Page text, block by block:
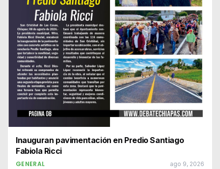
Inauguran pavimentación en Predio Santiago
Fabiola Ricci
GENERAL ago 9, 2026